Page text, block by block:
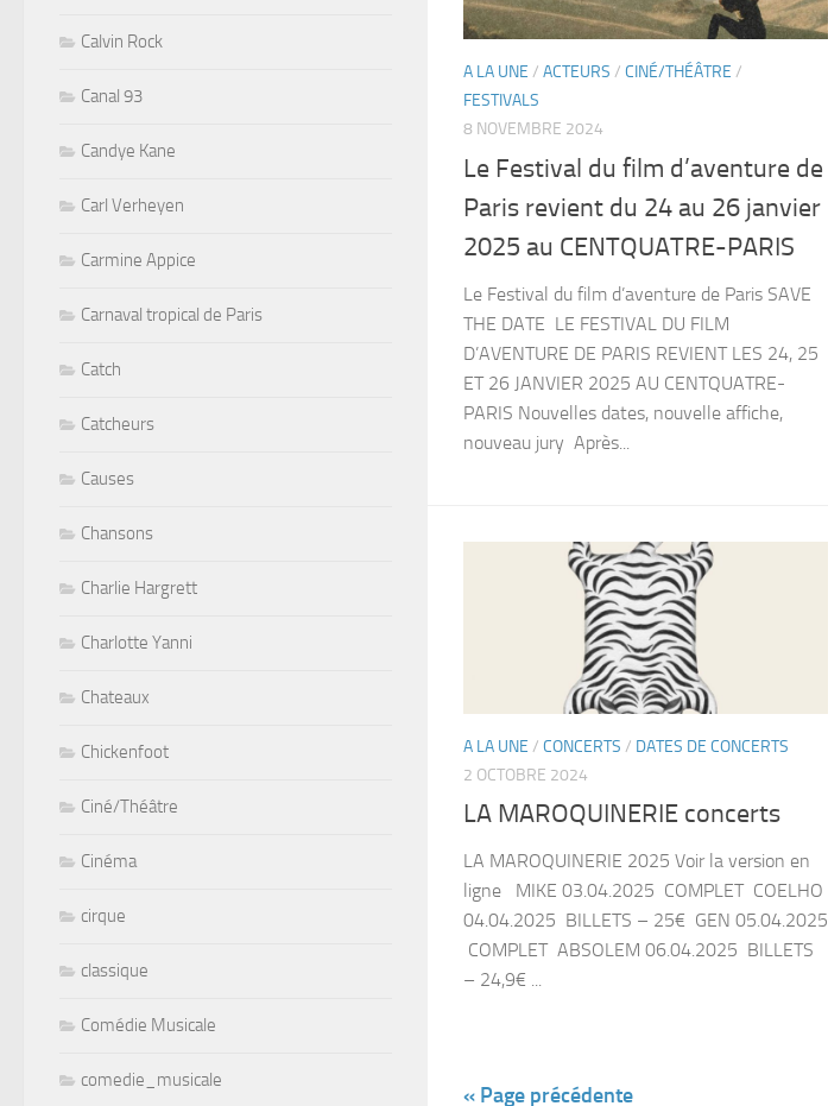
A LA UNE / ACTEURS / CINÉ/THÉÂTRE /
FESTIVALS
8 NOVEMBRE 2024
Le Festival du film d’aventure de
Paris revient du 24 au 26 janvier
2025 au CENTQUATRE-PARIS
Le Festival du film d’aventure de Paris SAVE
THE DATE LE FESTIVAL DU FILM
D’AVENTURE DE PARIS REVIENT LES 24, 25
ET 26 JANVIER 2025 AU CENTQUATRE-
PARIS Nouvelles dates, nouvelle affiche,
nouveau jury Après...
A LA UNE / CONCERTS / DATES DE CONCERTS
2 OCTOBRE 2024
LA MAROQUINERIE concerts
LA MAROQUINERIE 2025 Voir la version en
ligne ­ ­ MIKE 03.04.2025 ­ COMPLET ­ COELHO
04.04.2025 ­ BILLETS – 25€ ­ GEN 05.04.2025
­ COMPLET ­ ABSOLEM 06.04.2025 ­ BILLETS
– 24,9€ ­...
« Page précédente
Calvin Rock
Canal 93
Candye Kane
Carl Verheyen
Carmine Appice
Carnaval tropical de Paris
Catch
Catcheurs
Causes
Chansons
Charlie Hargrett
Charlotte Yanni
Chateaux
Chickenfoot
Ciné/Théâtre
Cinéma
cirque
classique
Comédie Musicale
comedie_musicale